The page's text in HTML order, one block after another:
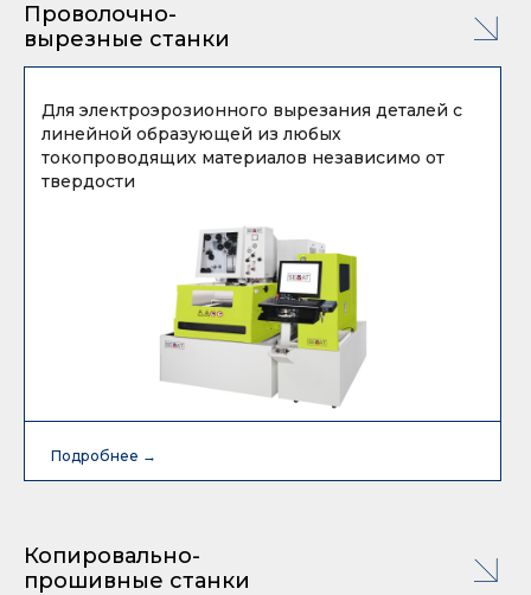
Подробнее →
Подробнее →
Для электроэрозионного вырезания деталей с
линейной образующей из любых
токопроводящих материалов независимо от
твердости
Проволочно-
вырезные станки
Копировально-
прошивные станки